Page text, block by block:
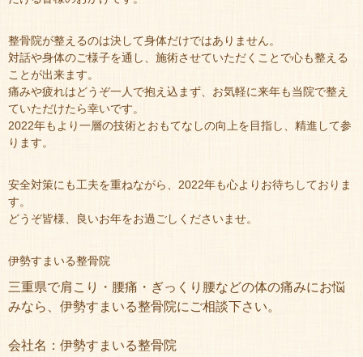
整骨院が整えるのは決して身体だけではありません。
対話や身体のご様子を通し、施術させていただくことで心も整える
ことが出来ます。
痛みや疲れはどうぞ一人で抱え込まず、お気軽に来年も当院で整え
ていただけたら幸いです。
2022年もより一層の技術とおもてなしの向上を目指し、精進して参
ります。
安全対策にも工夫を重ねながら、2022年も心よりお待ちしておりま
す。
どうぞ皆様、良いお年をお過ごしくださいませ。
伊勢すまいる整骨院
三重県で肩こり・腰痛・ぎっくり腰などの体の痛みにお悩
みなら、伊勢すまいる整骨院にご相談下さい。
会社名：伊勢すまいる整骨院